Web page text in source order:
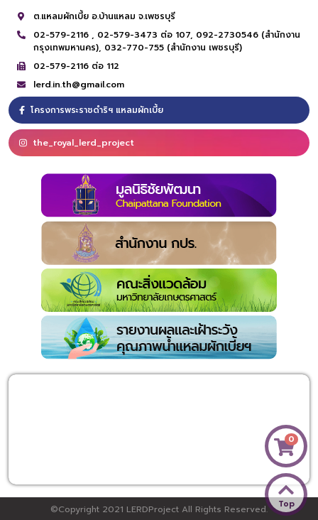
0
Top
ต.แหลมผักเบี้ย อ.บ้านแหลม จ.เพชรบุรี
02-579-2116 , 02-579-3473 ต่อ 107, 092-2730546 (สำนักงาน
กรุงเทพมหานคร), 032-770-755 (สำนักงาน เพชรบุรี)
02-579-2116 ต่อ 112
lerd.in.th@gmail.com
โครงการพระราชดำริฯ แหลมผักเบี้ย
the_royal_lerd_project
©Copyright 2021 LERDProject All Rights Reserved.